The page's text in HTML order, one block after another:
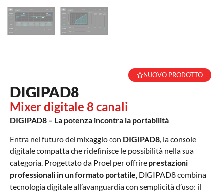
NUOVO PRODOTTO
DIGIPAD8
Mixer digitale 8 canali
DIGIPAD8 – La potenza incontra la portabilità
Entra nel futuro del mixaggio con DIGIPAD8, la console
digitale compatta che ridefinisce le possibilità nella sua
categoria. Progettato da Proel per offrire prestazioni
professionali in un formato portatile, DIGIPAD8 combina
tecnologia digitale all’avanguardia con semplicità d’uso: il